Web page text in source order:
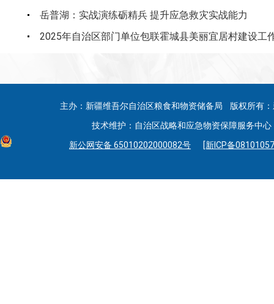
岳普湖：实战演练砺精兵 提升应急救灾实战能力
2025年自治区部门单位包联霍城县美丽宜居村建设工
主办：新疆维吾尔自治区粮食和物资储备局 版权所有
技术维护：自治区战略和应急物资保障服务中
新公网安备 65010202000082号
[新ICP备